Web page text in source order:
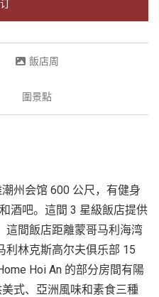
飯店周
圍景點
州会馆 600 公尺，有健身
酒吧。這間 3 星級飯店提供
這間飯店距離蒙哥马利海湾
利林克斯高尔夫俱乐部 15
Hoi An 的部分房間有陽
式、亞洲風味和素食三種